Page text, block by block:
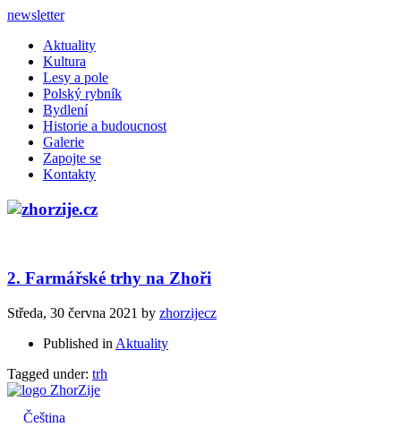
newsletter
Aktuality
Kultura
Lesy a pole
Polský rybník
Bydlení
Historie a budoucnost
Galerie
Zapojte se
Kontakty
2. Farmářské trhy na Zhoři
Středa, 30 června 2021 by zhorzijecz
Published in Aktuality
Tagged under: trh
Čeština